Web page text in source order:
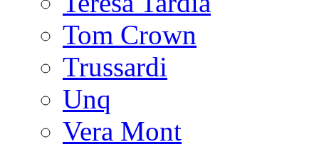
Tom Crown
Trussardi
Unq
Vera Mont